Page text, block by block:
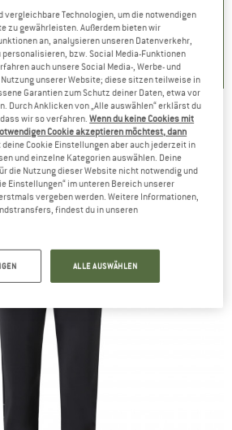
(37)
5.0(2)
Poison Pants -
vergleichbare Technologien, um die notwendigen
zu gewährleisten. Außerdem bieten wir
an, analysieren unseren Datenverkehr,
personalisieren, bzw. Social Media-Funktionen
auch unsere Social Media-, Werbe- und
unserer Website; diese sitzen teilweise in
Garantien zum Schutz deiner Daten, etwa vor
Durch Anklicken von „Alle auswählen“ erklärst du
wir so verfahren.Wenn du keine Cookies mit
Cookie akzeptieren möchtest, dann
deine Cookie Einstellungen aber auch jederzeit in
und einzelne Kategorien auswählen. Deine
die Nutzung dieser Website nicht notwendig und
Einstellungen“ im unteren Bereich unserer
vergeben werden. Weitere Informationen,
findest du in unseren
ALLE AUSWÄHLEN